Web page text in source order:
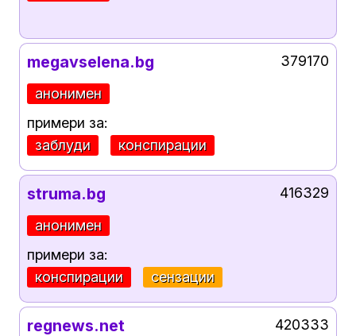
megavselena.bg
анонимен
примери за:
заблуди
конспирации
379170
struma.bg
анонимен
примери за:
конспирации
сензации
416329
regnews.net 420333